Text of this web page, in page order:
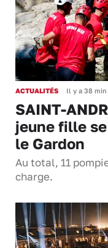
ACTUALITÉS Il y a 38 min
SAINT-
jeune fille
le Gardon
Au total, 11
charge.